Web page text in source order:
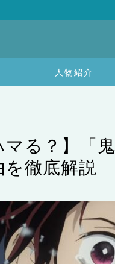
人物紹介
マる？】「
徹底解説